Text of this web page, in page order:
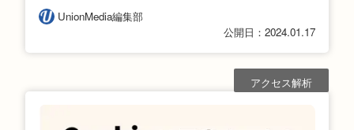
UnionMedia編集部
公開日：2024.01.17
アクセス解析